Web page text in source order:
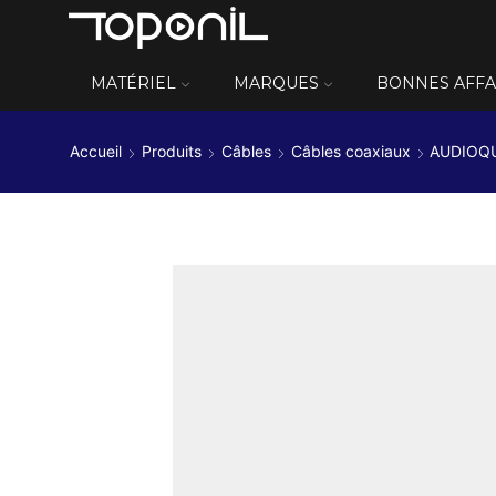
MATÉRIEL MARQUES BONNES
Accueil Produits Câbles Câbles coaxiaux